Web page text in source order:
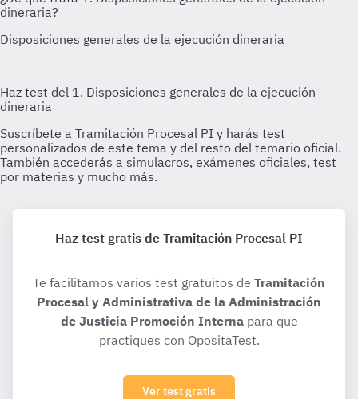
Haz test gratis de Tramitación Procesal PI
Te facilitamos varios test gratuitos de Tramitación
Procesal y Administrativa de la Administración
de Justicia Promoción Internapara que
practiques con OpositaTest.
Ver test gratis